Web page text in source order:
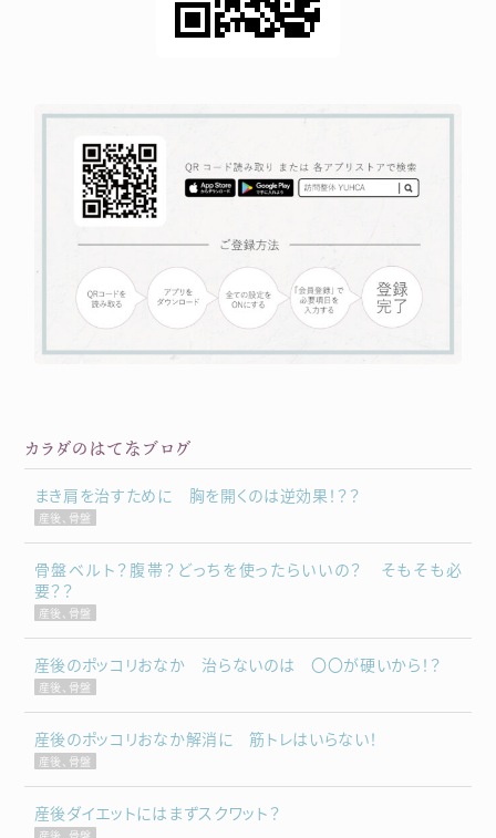
カラダのはてなブログ
まき肩を治すために 胸を開くのは逆効果！？？
産後、骨盤
骨盤ベルト？腹帯？どっちを使ったらいいの？ そもそも必
要？？
産後、骨盤
産後のポッコリおなか 治らないのは 〇〇が硬いから！？
産後、骨盤
産後のポッコリおなか解消に 筋トレはいらない！
産後、骨盤
産後ダイエットにはまずスクワット？